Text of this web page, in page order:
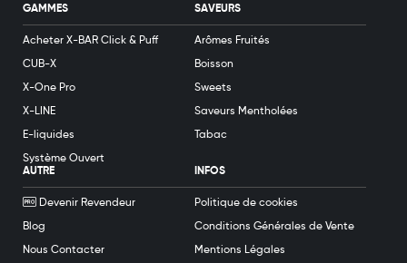
GAMMES
Acheter X-BAR Click & Puff
CUB-X
X-One Pro
X-LINE
E-liquides
Système Ouvert
SAVEURS
Arômes Fruités
Boisson
Sweets
Saveurs Mentholées
Tabac
AUTRE
Devenir Revendeur
Blog
Nous Contacter
INFOS
Politique de cookies
Conditions Générales de Vente
Mentions Légales